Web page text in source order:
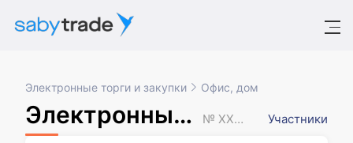
Электронные торги и закупки Офис, дом
Электронный аукцион № XXXXXXX Участники